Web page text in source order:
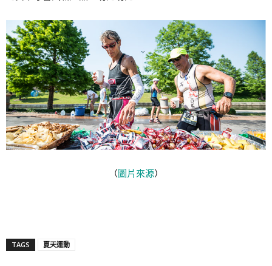
（ 圖片來源）
TAGS 夏天運動